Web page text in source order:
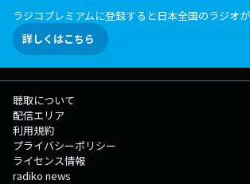
ラジコプレミアムに登録すると日本全国のラジオ
詳しくはこちら
聴取について
配信エリア
利用規約
プライバシーポリシー
ライセンス情報
radiko news